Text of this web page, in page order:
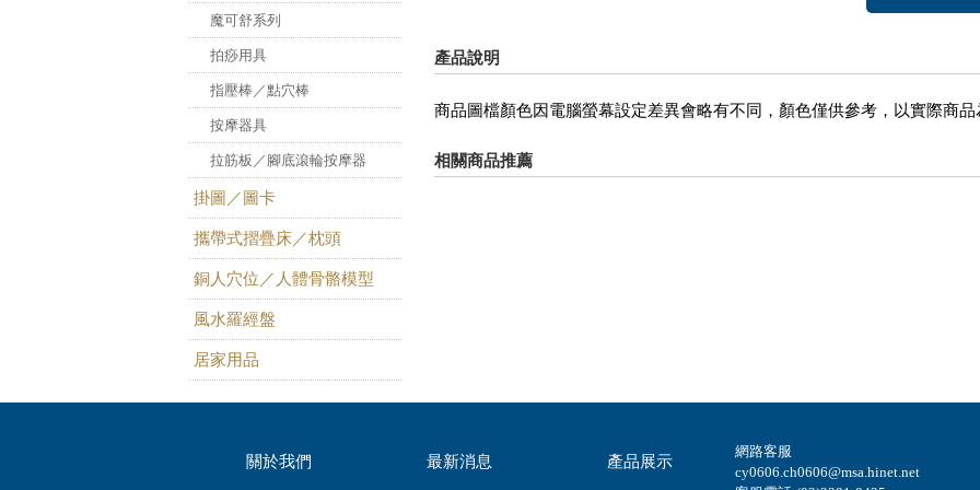
魔可舒系列
拍痧用具
指壓棒／點穴棒
按摩器具
拉筋板／腳底滾輪按摩器
掛圖／圖卡
攜帶式摺疊床／枕頭
銅人穴位／人體骨骼模型
風水羅經盤
居家用品
產品說明
商品圖檔顏色因電腦螢幕設定差異會略有不同，顏色僅供參考，以實際商品
相關商品推薦
關於我們 最新消息 產品展示
網路客服
cy0606.ch0606@msa.hinet.net